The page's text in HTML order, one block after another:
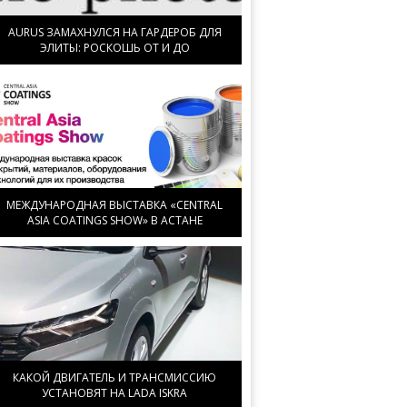
AURUS ЗАМАХНУЛСЯ НА ГАРДЕРОБ ДЛЯ
ЭЛИТЫ: РОСКОШЬ ОТ И ДО
МЕЖДУНАРОДНАЯ ВЫСТАВКА «CENTRAL
ASIA COATINGS SHOW» В АСТАНЕ
КАКОЙ ДВИГАТЕЛЬ И ТРАНСМИССИЮ
УСТАНОВЯТ НА LADA ISKRA